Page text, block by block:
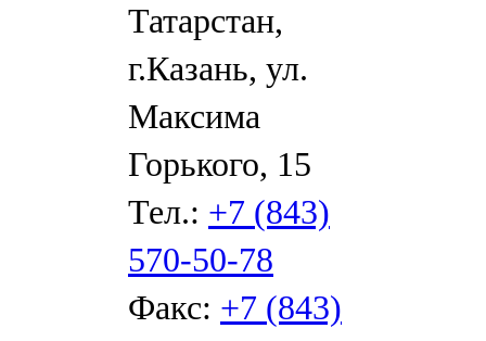
Татарстан,
г.Казань, ул.
Максима
Горького, 15
Тел.: +7 (843)
570-50-78
Факс: +7 (843)